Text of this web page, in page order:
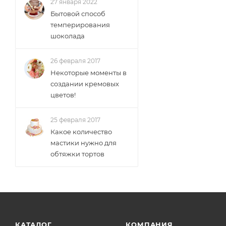
27 января 2022
Бытовой способ
темперирования
шоколада
26 февраля 2017
Некоторые моменты в
создании кремовых
цветов!
25 февраля 2017
Какое количество
мастики нужно для
обтяжки тортов